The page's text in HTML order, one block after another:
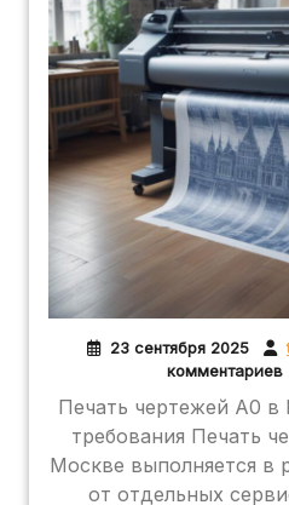
23 сентября 2025
комментариев
Печать чертежей А0
требования Печать
Москве выполняется в
от отдельных